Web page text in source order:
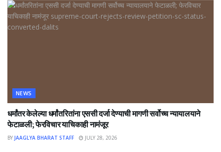
NEWS
धर्मांतर केलेल्या धर्मांतरितांना एससी दर्जा देण्याची मागणी सर्वोच्च न्यायालयाने
फेटाळली; फेरविचार याचिकाही नामंजूर
BY JAAGLYA BHARAT STAFF JULY 28, 2026